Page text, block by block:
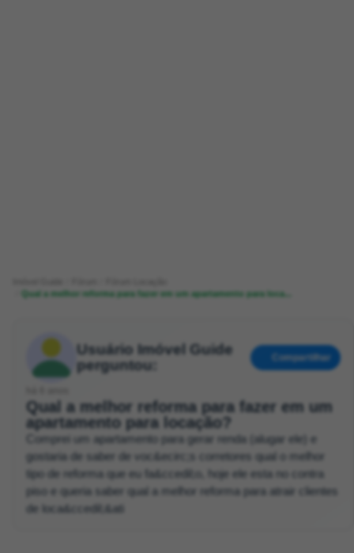
Qual a melhor reforma para fazer em um apartamento para loca...
Usuário Imóvel Guide
perguntou:
Compartilhar
Qual a melhor reforma para fazer em um
apartamento para locação?
Comprei um apartamento para gerar renda (alugar ele) e
gostaria de saber de voc&ecirc;s corretores qual o melhor
tipo de reforma que eu fa&ccedil;o, hoje ele esta no contra
piso e queria saber qual a melhor reforma para atrair clientes
de loca&ccedil;&ati